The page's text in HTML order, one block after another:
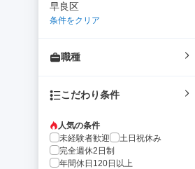
早良区
条件をクリア
職種
こだわり条件
人気の条件
未経験者歓迎
土日祝休み
完全週休2日制
年間休日120日以上